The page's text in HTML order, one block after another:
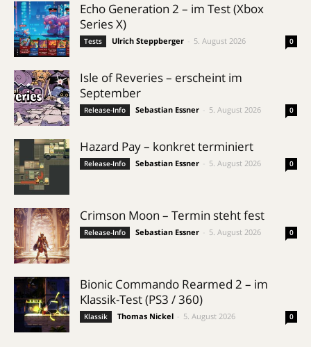
Echo Generation 2 – im Test (Xbox
Series X)
Tests Ulrich Steppberger 5. August 2026 0
Isle of Reveries – erscheint im
September
Release-Info Sebastian Essner 5. August 2026 0
Hazard Pay – konkret terminiert
Release-Info Sebastian Essner 5. August 2026 0
Crimson Moon – Termin steht fest
Release-Info Sebastian Essner 5. August 2026 0
Bionic Commando Rearmed 2 – im
Klassik-Test (PS3 / 360)
Klassik Thomas Nickel 5. August 2026 0